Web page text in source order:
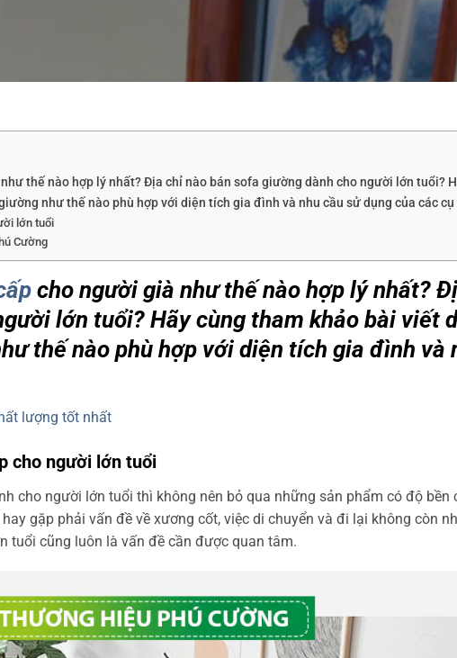
thế nào hợp lý nhất? Địa chỉ nào bán sofa giường dành cho người lớn tuổi?
như thế nào phù hợp với diện tích gia đình và nhu cầu sử dụng của các
lớn tuổi
Cường
cho người già như thế nào hợp lý nhất?
lớn tuổi? Hãy cùng tham khảo bài viết
thế nào phù hợp với diện tích gia đình và
lượng tốt nhất
cho người lớn tuổi
cho người lớn tuổi thì không nên bỏ qua những sản phẩm có độ bền
gặp phải vấn đề về xương cốt, việc di chuyển và đi lại không còn
tuổi cũng luôn là vấn đề cần được quan tâm.